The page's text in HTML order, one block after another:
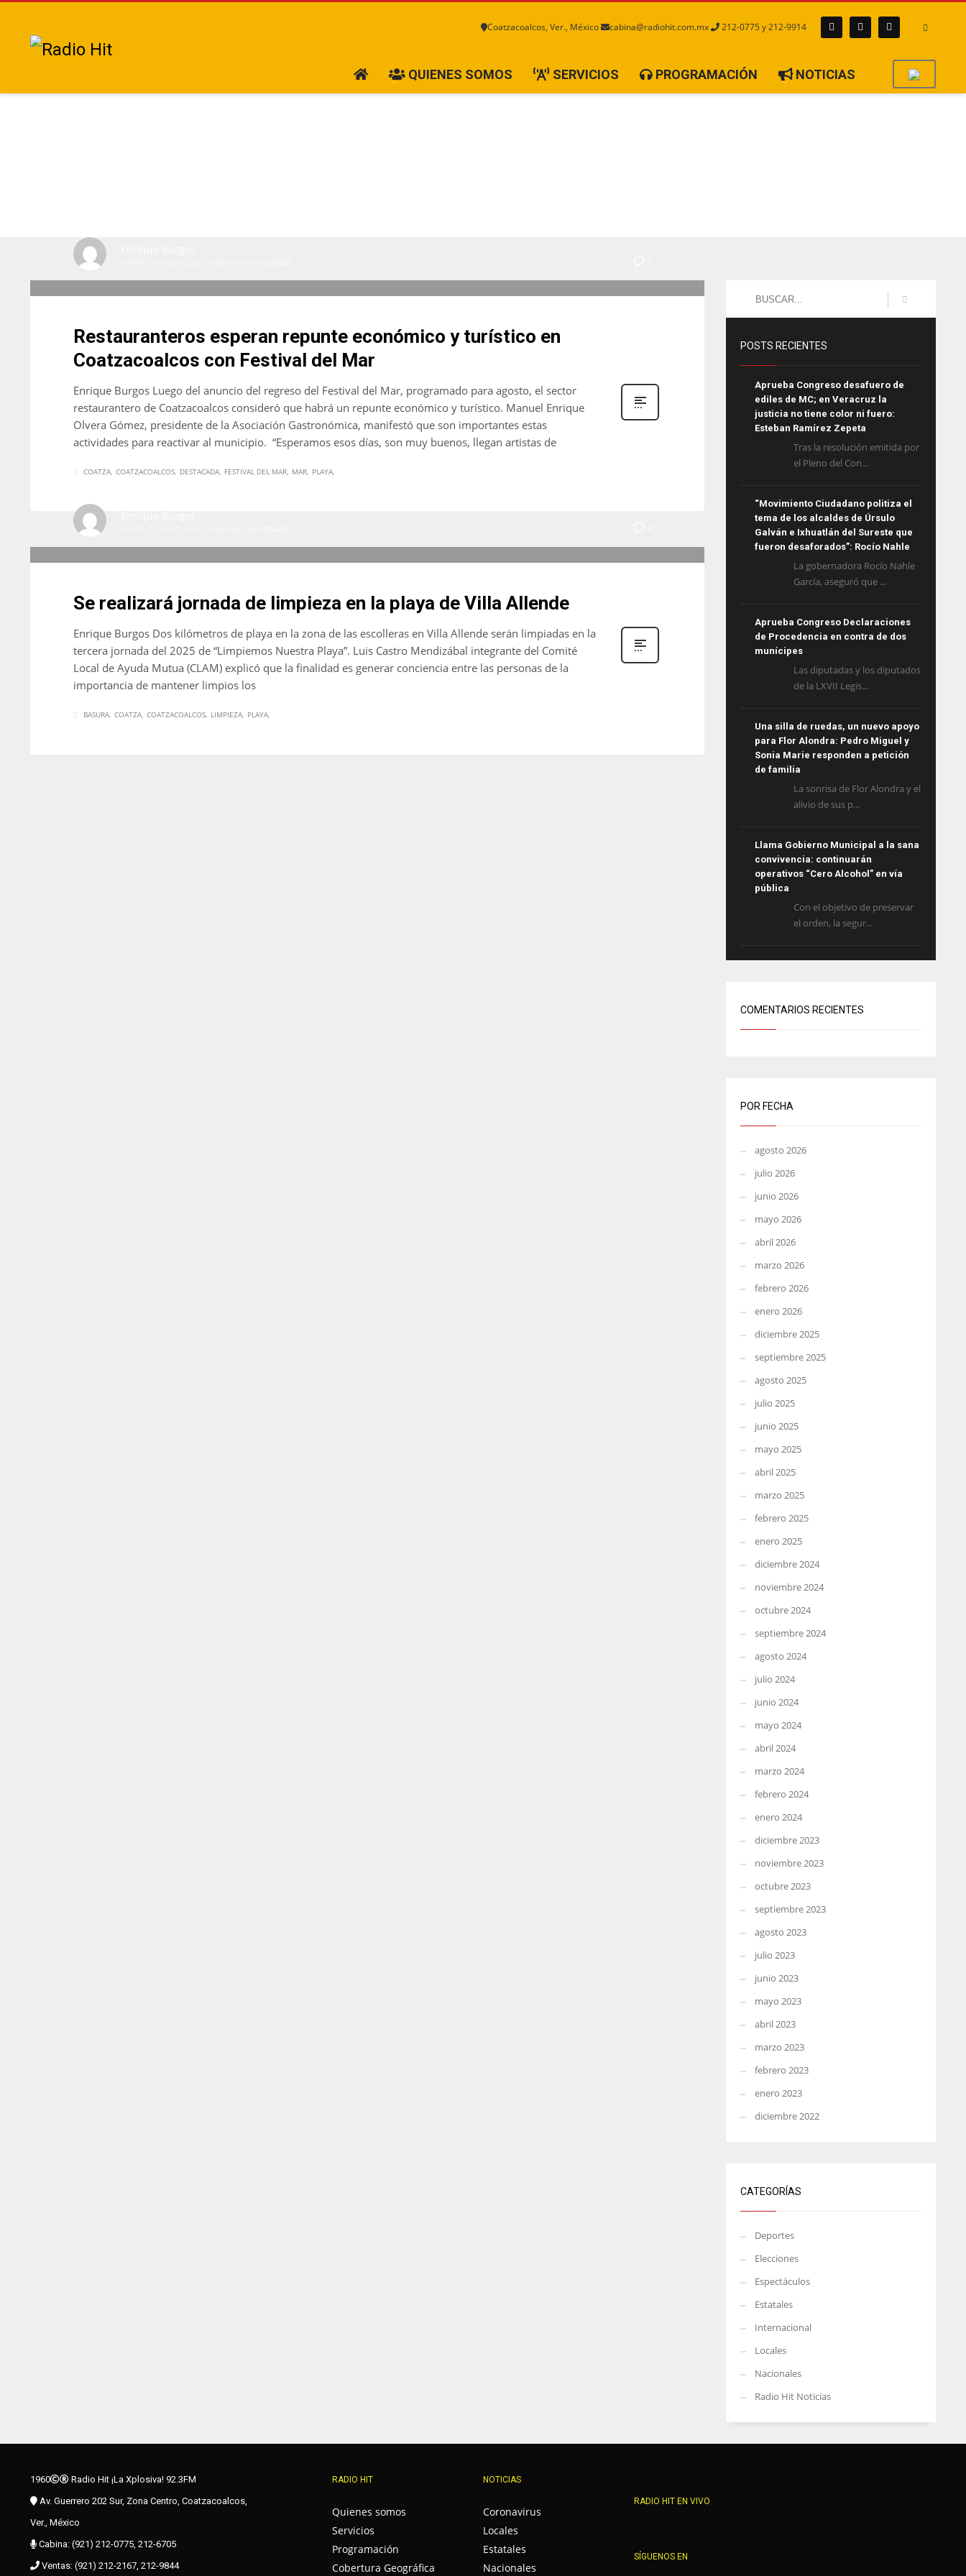
Coatzacoalcos, Ver., México cabina@radiohit.com.mx 212-0775 y 212-9914
QUIENES SOMOS SERVICIOS PROGRAMACIÓN NOTICIAS
Restauranteros esperan repunte económico y turístico en
Coatzacoalcos con Festival del Mar
Enrique Burgos Luego del anuncio del regreso del Festival del Mar, programado para agosto, el sector
restaurantero de Coatzacoalcos consideró que habrá un repunte económico y turístico. Manuel Enrique
Olvera Gómez, presidente de la Asociación Gastronómica, manifestó que son importantes estas
actividades para reactivar al municipio. “Esperamos esos días, son muy buenos, llegan artistas de
COATZA COATZACOALCOS DESTACADA FESTIVAL DEL MAR MAR PLAYA
Se realizará jornada de limpieza en la playa de Villa Allende
Enrique Burgos Dos kilómetros de playa en la zona de las escolleras en Villa Allende serán limpiadas en la
tercera jornada del 2025 de “Limpiemos Nuestra Playa”. Luis Castro Mendizábal integrante del Comité
Local de Ayuda Mutua (CLAM) explicó que la finalidad es generar conciencia entre las personas de la
importancia de mantener limpios los
BASURA COATZA COATZACOALCOS LIMPIEZA PLAYA
POSTS RECIENTES
Aprueba Congreso desafuero de
ediles de MC; en Veracruz la
justicia no tiene color ni fuero:
Esteban Ramírez Zepeta
Tras la resolución emitida por
el Pleno del Con...
“Movimiento Ciudadano politiza el
tema de los alcaldes de Úrsulo
Galván e Ixhuatlán del Sureste que
fueron desaforados”: Rocío Nahle
La gobernadora Rocío Nahle
García, aseguró que ...
Aprueba Congreso Declaraciones
de Procedencia en contra de dos
munícipes
Las diputadas y los diputados
de la LXVII Legis...
Una silla de ruedas, un nuevo apoyo
para Flor Alondra: Pedro Miguel y
Sonia Marie responden a petición
de familia
La sonrisa de Flor Alondra y el
alivio de sus p...
Llama Gobierno Municipal a la sana
convivencia: continuarán
operativos “Cero Alcohol” en vía
pública
Con el objetivo de preservar
el orden, la segur...
COMENTARIOS RECIENTES
POR FECHA
agosto 2026
julio 2026
junio 2026
mayo 2026
abril 2026
marzo 2026
febrero 2026
enero 2026
diciembre 2025
septiembre 2025
agosto 2025
julio 2025
junio 2025
mayo 2025
abril 2025
marzo 2025
febrero 2025
enero 2025
diciembre 2024
noviembre 2024
octubre 2024
septiembre 2024
agosto 2024
julio 2024
junio 2024
mayo 2024
abril 2024
marzo 2024
febrero 2024
enero 2024
diciembre 2023
noviembre 2023
octubre 2023
septiembre 2023
agosto 2023
julio 2023
junio 2023
mayo 2023
abril 2023
marzo 2023
febrero 2023
enero 2023
diciembre 2022
CATEGORÍAS
Deportes
Elecciones
Espectáculos
Estatales
Internacional
Locales
Nacionales
Radio Hit Noticias
1960
Radio Hit ¡La Xplosiva! 92.3FM
Av. Guerrero 202 Sur, Zona Centro, Coatzacoalcos,
Ver., México
Cabina: (921) 212-0775, 212-6705
Ventas: (921) 212-2167, 212-9844
RADIO HIT
Quienes somos
Servicios
Programación
Cobertura Geográfica
NOTICIAS
Coronavirus
Locales
Estatales
Nacionales
RADIO HIT EN VIVO
SÍGUENOS EN